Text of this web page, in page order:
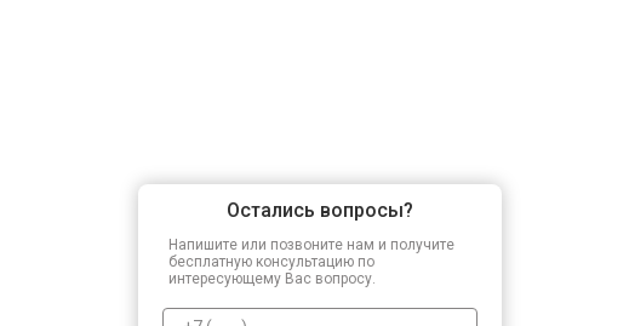
Остались вопросы?
Напишите или позвоните нам и получите
бесплатную консультацию по
интересующему Вас вопросу.